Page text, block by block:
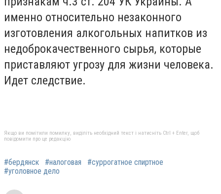
именно относительно незаконного
изготовления алкогольных напитков из
недоброкачественного сырья, которые
приставляют угрозу для жизни человека.
Идет следствие.
Якщо ви помітили помилку, виділіть необхідний текст і натисніть Ctrl + Enter, щоб
повідомити про це редакцію
#бердянск #налоговая
#суррогатное спиртное
#уголовное дело